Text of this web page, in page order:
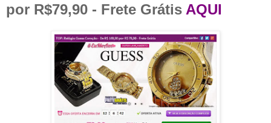
por R$79,90 - Frete Grátis AQUI